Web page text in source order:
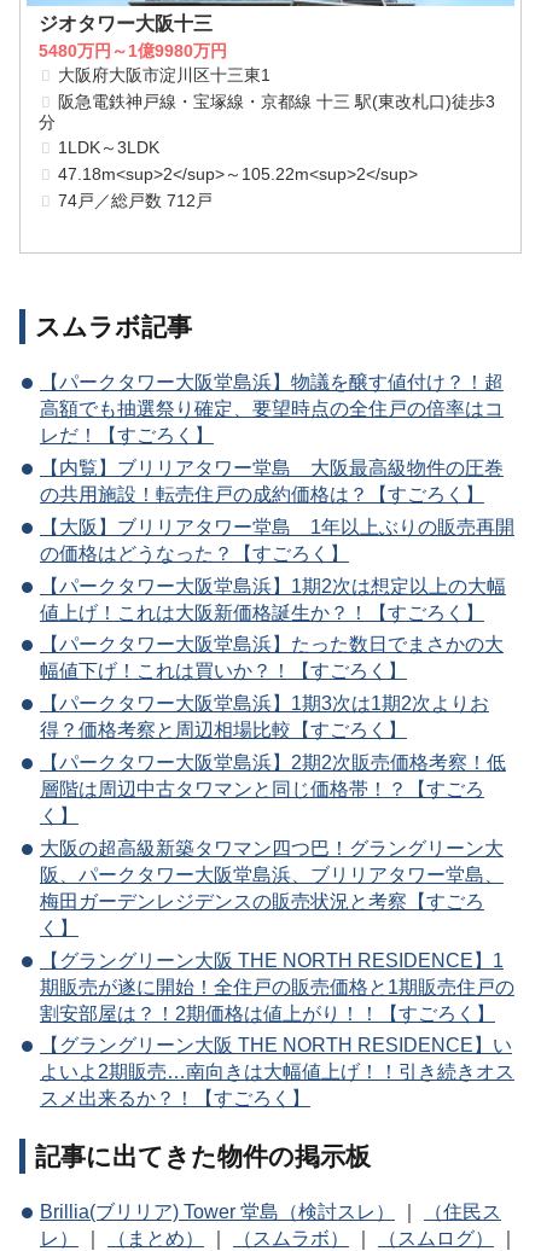
ジオタワー大阪十三
5480万円～1億9980万円
大阪府大阪市淀川区十三東1
阪急電鉄神戸線・宝塚線・京都線 十三 駅(東改札口)徒歩3
分
1LDK～3LDK
47.18m<sup>2</sup>～105.22m<sup>2</sup>
74戸／総戸数 712戸
スムラボ記事
【パークタワー大阪堂島浜】物議を醸す値付け？！超
高額でも抽選祭り確定、要望時点の全住戸の倍率はコ
レだ！【すごろく】
【内覧】ブリリアタワー堂島 大阪最高級物件の圧巻
の共用施設！転売住戸の成約価格は？【すごろく】
【大阪】ブリリアタワー堂島 1年以上ぶりの販売再開
の価格はどうなった？【すごろく】
【パークタワー大阪堂島浜】1期2次は想定以上の大幅
値上げ！これは大阪新価格誕生か？！【すごろく】
【パークタワー大阪堂島浜】たった数日でまさかの大
幅値下げ！これは買いか？！【すごろく】
【パークタワー大阪堂島浜】1期3次は1期2次よりお
得？価格考察と周辺相場比較【すごろく】
【パークタワー大阪堂島浜】2期2次販売価格考察！低
層階は周辺中古タワマンと同じ価格帯！？【すごろ
く】
大阪の超高級新築タワマン四つ巴！グラングリーン大
阪、パークタワー大阪堂島浜、ブリリアタワー堂島、
梅田ガーデンレジデンスの販売状況と考察【すごろ
く】
【グラングリーン大阪 THE NORTH RESIDENCE】1
期販売が遂に開始！全住戸の販売価格と1期販売住戸の
割安部屋は？！2期価格は値上がり！！【すごろく】
【グラングリーン大阪 THE NORTH RESIDENCE】い
よいよ2期販売…南向きは大幅値上げ！！引き続きオス
スメ出来るか？！【すごろく】
記事に出てきた物件の掲示板
Brillia(ブリリア) Tower 堂島（検討スレ） ｜
（住民ス
レ）
｜ （まとめ） ｜ （スムラボ） ｜ （スムログ）
｜